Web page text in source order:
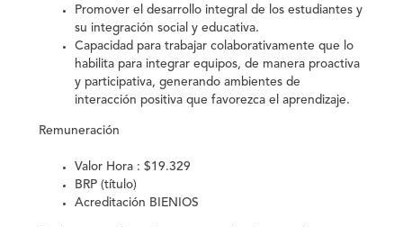
Promover el desarrollo integral de los estudiantes y
su integración social y educativa.
Capacidad para trabajar colaborativamente que lo
habilita para integrar equipos, de manera proactiva
y participativa, generando ambientes de
interacción positiva que favorezca el aprendizaje.
Remuneración
Valor Hora : $19.329
BRP (título)
Acreditación BIENIOS